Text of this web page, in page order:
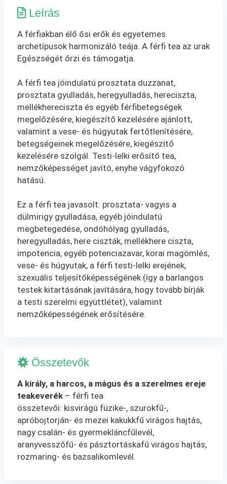
szerelmes
ereje
teakeverék
mennyiség
Leírás
A férfiakban élő ősi erők és egyetemes
archetípusok harmonizáló teája. A férfi tea az urak
Egészségét őrzi és támogatja.
A férfi tea jóindulatú prosztata duzzanat,
prosztata gyulladás, heregyulladás, hereciszta,
mellékhereciszta és egyéb férfibetegségek
megelőzésére, kiegészítő kezelésére ajánlott,
valamint a vese- és húgyutak fertőtlenítésére,
betegségeinek megelőzésére, kiegészítő
kezelésére szolgál. Testi-lelki erősítő tea,
nemzőképességet javító, enyhe vágyfokozó
hatású.
Ez a férfi tea javasolt: prosztata- vagyis a
dülmirigy gyulladása, egyéb jóindulatú
megbetegedése, ondóhólyag gyulladás,
heregyulladás, here ciszták, mellékhere ciszta,
impotencia, egyéb potenciazavar, korai magömlés,
vese- és húgyutak, a férfi testi-lelki erejének,
szexuális teljesítőképességének (így a barlangos
testek kitartásának javítására, hogy tovább bírják
a testi szerelmi együttlétet), valamint
nemzőképességének erősítésére.
Összetevők
A király, a harcos, a mágus és a szerelmes ereje
teakeverék– férfi tea
összetevői: kisvirágú füzike-, szurokfű-,
apróbojtorján- és mezei kakukkfű virágos hajtás,
nagy csalán- és gyermekláncfűlevél,
aranyvesszőfű- és pásztortáskafű virágos hajtás,
rozmaring- és bazsalikomlevél.